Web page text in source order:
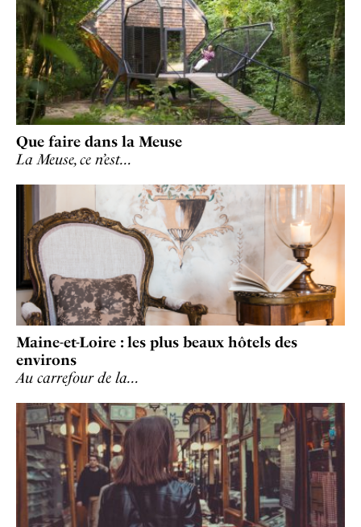
Que faire dans la Meuse
La Meuse, ce n’est…
Maine-et-Loire : les plus beaux hôtels des
environs
Au carrefour de la…